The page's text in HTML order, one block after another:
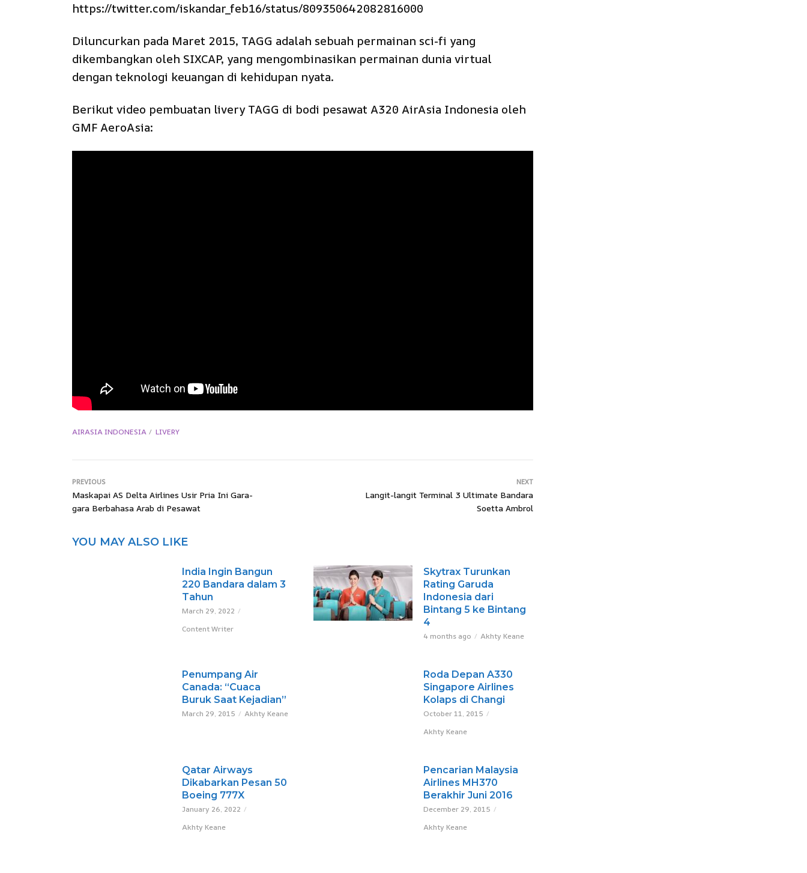
https://twitter.com/iskandar_feb16/status/809350642082816000
Diluncurkan pada Maret 2015, TAGG adalah sebuah permainan sci-fi yang
dikembangkan oleh SIXCAP, yang mengombinasikan permainan dunia virtual
dengan teknologi keuangan di kehidupan nyata.
Berikut video pembuatan livery TAGG di bodi pesawat A320 AirAsia Indonesia oleh
GMF AeroAsia:
AIRASIA INDONESIA LIVERY
PREVIOUS
Maskapai AS Delta Airlines Usir Pria Ini Gara-
gara Berbahasa Arab di Pesawat
NEXT
Langit-langit Terminal 3 Ultimate Bandara
Soetta Ambrol
YOU MAY ALSO LIKE
India Ingin Bangun
220 Bandara dalam 3
Tahun
March 29, 2022
Content Writer
Skytrax Turunkan
Rating Garuda
Indonesia dari
Bintang 5 ke Bintang
4
4 months ago Akhty Keane
Penumpang Air
Canada: “Cuaca
Buruk Saat Kejadian”
March 29, 2015 Akhty Keane
Roda Depan A330
Singapore Airlines
Kolaps di Changi
October 11, 2015
Akhty Keane
Qatar Airways
Dikabarkan Pesan 50
Boeing 777X
January 26, 2022
Akhty Keane
Pencarian Malaysia
Airlines MH370
Berakhir Juni 2016
December 29, 2015
Akhty Keane